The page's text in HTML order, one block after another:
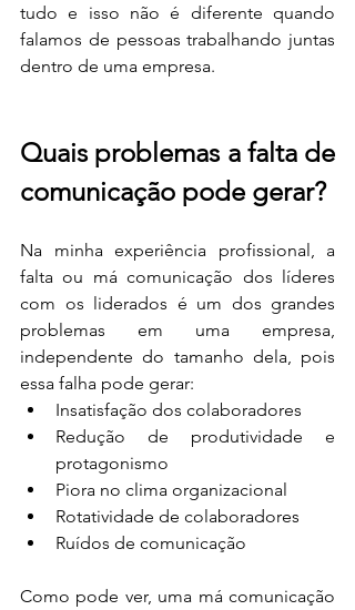
tudo e isso não é diferente quando
falamos de pessoas trabalhando juntas
dentro de uma empresa.
Quais problemas a falta de
comunicação pode gerar?
Na minha experiência profissional, a
falta ou má comunicação dos líderes
com os liderados é um dos grandes
problemas em uma empresa,
independente do tamanho dela, pois
essa falha pode gerar:
Insatisfação dos colaboradores
Redução de produtividade e
protagonismo
Piora no clima organizacional
Rotatividade de colaboradores
Ruídos de comunicação
Como pode ver, uma má comunicação